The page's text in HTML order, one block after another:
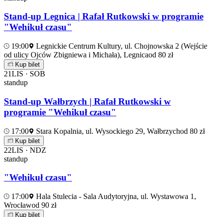
Stand-up Legnica | Rafał Rutkowski w programie
"Wehikuł czasu"
19:00
Legnickie Centrum Kultury, ul. Chojnowska 2 (Wejście
od ulicy Ojców Zbigniewa i Michała), Legnicaod 80 zł
Kup bilet
21LIS · SOB
standup
Stand-up Wałbrzych | Rafał Rutkowski w
programie "Wehikuł czasu"
17:00 Stara Kopalnia, ul. Wysockiego 29, Wałbrzychod 80 zł
Kup bilet
22LIS · NDZ
standup
"Wehikuł czasu"
17:00
Hala Stulecia - Sala Audytoryjna, ul. Wystawowa 1,
Wrocławod 90 zł
Kup bilet